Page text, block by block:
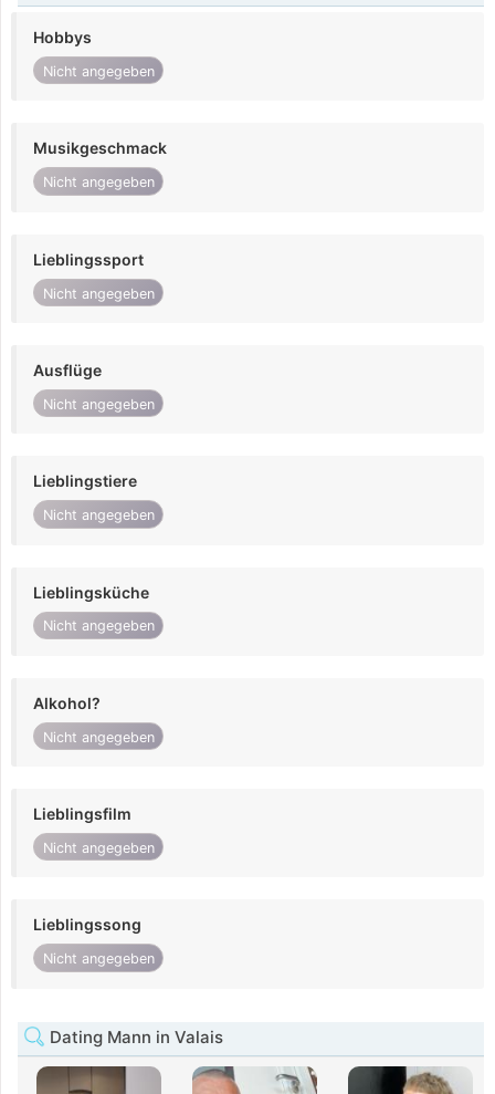
Hobbys
Nicht angegeben
Musikgeschmack
Nicht angegeben
Lieblingssport
Nicht angegeben
Ausflüge
Nicht angegeben
Lieblingstiere
Nicht angegeben
Lieblingsküche
Nicht angegeben
Alkohol?
Nicht angegeben
Lieblingsfilm
Nicht angegeben
Lieblingssong
Nicht angegeben
Dating Mann in Valais